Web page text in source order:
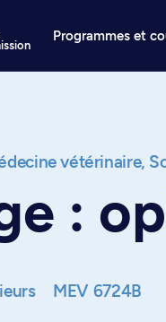
Programmes et
vétérinaire,
:
MEV 6724B